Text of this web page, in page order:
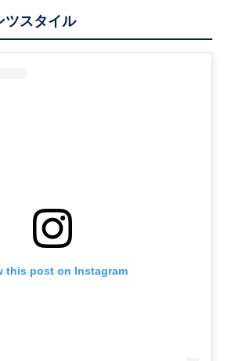
ツスタイル
this post on Instagram